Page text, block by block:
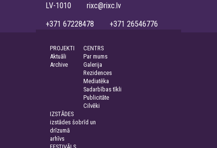
LV-1010 rixc@rixc.lv
+371 67228478 +371 26546776
PROJEKTI
Aktuāli
Archive
CENTRS
Par mums
Galerija
Rezidences
Mediatēka
Sadarbības tīkli
Publicitāte
Cilvēki
IZSTĀDES
izstādes šobrīd un
drīzumā
arhīvs